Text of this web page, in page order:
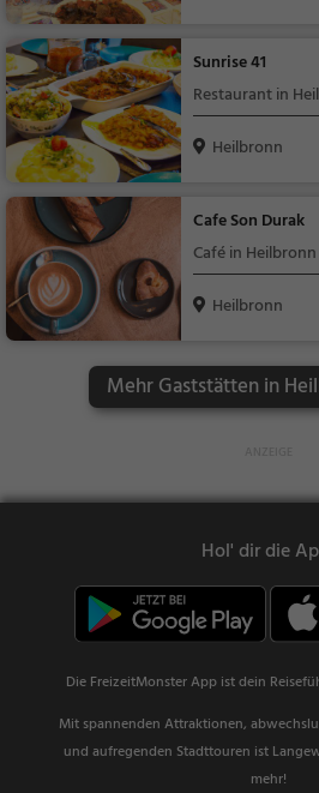
Sunrise 41
Restaurant in
Heilbronn
Cafe Son Durak
Café in Heilbronn
Heilbronn
Mehr Gaststätten in
Hol' dir die
Die FreizeitMonster App ist dein
Mit spannenden Attraktionen,
und aufregenden Stadttouren ist
mehr!